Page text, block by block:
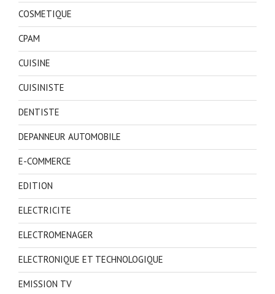
COSMETIQUE
CPAM
CUISINE
CUISINISTE
DENTISTE
DEPANNEUR AUTOMOBILE
E-COMMERCE
EDITION
ELECTRICITE
ELECTROMENAGER
ELECTRONIQUE ET TECHNOLOGIQUE
EMISSION TV